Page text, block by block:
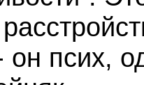
он псих,